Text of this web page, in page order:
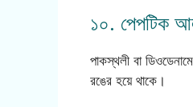
১০. পেপটিক
পাকস্থলী বা
রঙের হয়ে থাকে।